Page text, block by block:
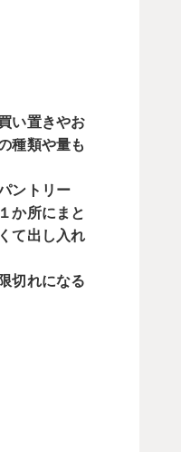
い置きやお
種類や量も
ントリー
か所にまと
て出し入れ
切れになる